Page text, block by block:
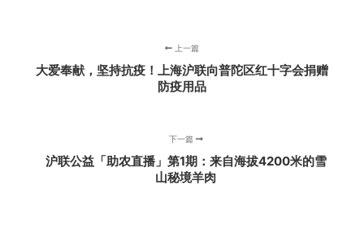
上一篇
大爱奉献，坚持抗疫！上海沪联向普陀区红十字会捐赠
防疫用品
下一篇
沪联公益「助农直播」第1期：来自海拔4200米的雪
山秘境羊肉